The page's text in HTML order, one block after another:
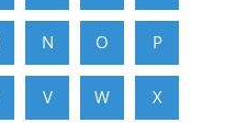
N O P
V W X